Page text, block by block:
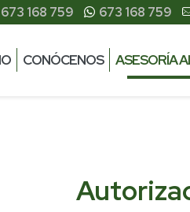
673 168 759 673 168 759
CONÓCENOS ASESORÍA
Inicio